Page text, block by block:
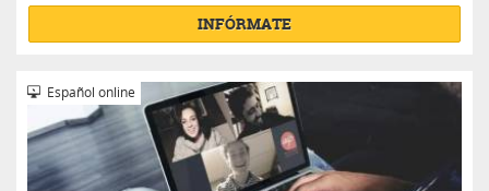
INFÓRMATE
Español online